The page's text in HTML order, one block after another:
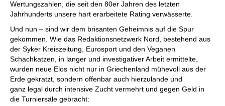
Wertungszahlen, die seit den 80er Jahren des letzten
Jahrhunderts unsere hart erarbeitete Rating verwässerte.
Und nun – sind wir dem brisanten Geheimnis auf die Spur
gekommen. Wie das Redaktionsnetzwerk Nord, bestehend aus
der Syker Kreiszeitung, Eurosport und den Veganen
Schachkatzen, in langer und investigativer Arbeit ermittelte,
wurden neue Elos nicht nur in Griechenland mühevoll aus der
Erde gekratzt, sondern offenbar auch hierzulande und
ganz legal durch intensive Zucht vermehrt und gegen Geld in
die Turniersäle gebracht: